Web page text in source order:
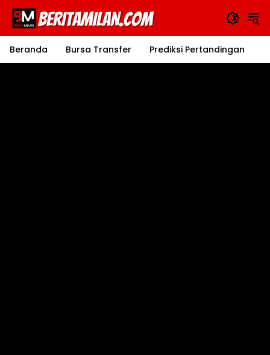
Langsung
konten
Beranda
Bursa Transfer Prediksi Pertandingan